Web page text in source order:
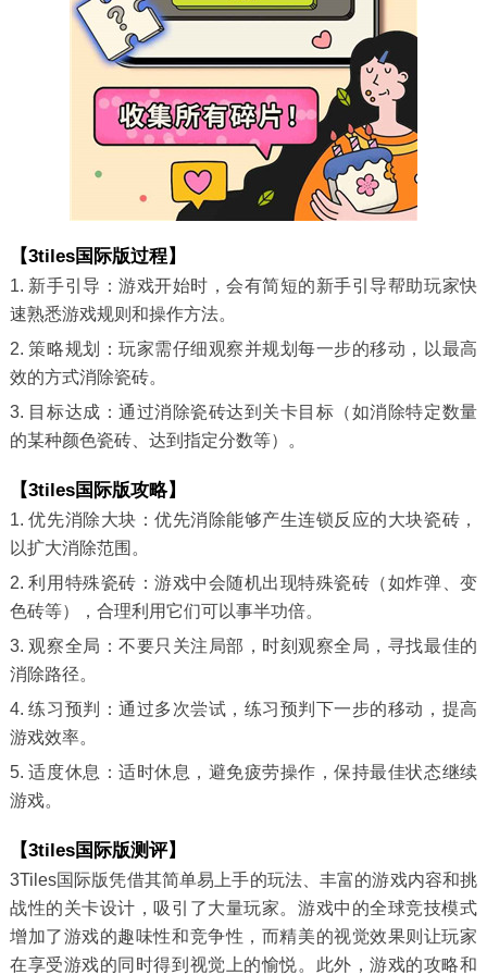
【3tiles国际版过程】
1. 新手引导：游戏开始时，会有简短的新手引导帮助玩家快
速熟悉游戏规则和操作方法。
2. 策略规划：玩家需仔细观察并规划每一步的移动，以最高
效的方式消除瓷砖。
3. 目标达成：通过消除瓷砖达到关卡目标（如消除特定数量
的某种颜色瓷砖、达到指定分数等）。
【3tiles国际版攻略】
1. 优先消除大块：优先消除能够产生连锁反应的大块瓷砖，
以扩大消除范围。
2. 利用特殊瓷砖：游戏中会随机出现特殊瓷砖（如炸弹、变
色砖等），合理利用它们可以事半功倍。
3. 观察全局：不要只关注局部，时刻观察全局，寻找最佳的
消除路径。
4. 练习预判：通过多次尝试，练习预判下一步的移动，提高
游戏效率。
5. 适度休息：适时休息，避免疲劳操作，保持最佳状态继续
游戏。
【3tiles国际版测评】
3Tiles国际版凭借其简单易上手的玩法、丰富的游戏内容和挑
战性的关卡设计，吸引了大量玩家。游戏中的全球竞技模式
增加了游戏的趣味性和竞争性，而精美的视觉效果则让玩家
在享受游戏的同时得到视觉上的愉悦。此外，游戏的攻略和